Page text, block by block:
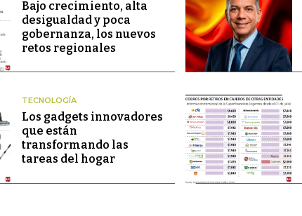
Bajo crecimiento, alta
desigualdad y poca
gobernanza, los nuevos
retos regionales
TECNOLOGÍA
Los gadgets innovadores
que están
transformando las
tareas del hogar